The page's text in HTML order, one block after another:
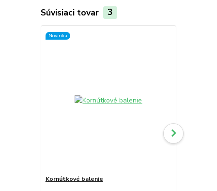
Súvisiaci tovar 3
Novinka
Kornútkové balenie